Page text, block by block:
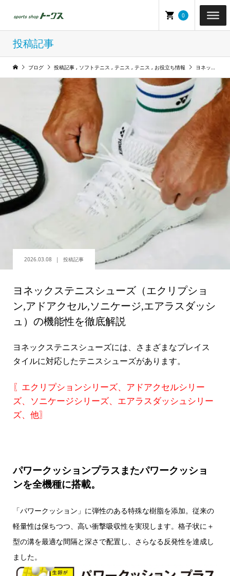
0
投稿記事
ブログ 投稿記事 , ソフトテニス , テニス , テニス , お役立ち情報 ヨネックステニスシューズ（エクリプション,アドアクセル,ソニケージ,エアラスダッシュ）の機能性を徹底解説
2026.03.08 投稿記事
ヨネックステニスシューズ（エクリプショ
ン,アドアクセル,ソニケージ,エアラスダッシ
ュ）の機能性を徹底解説
ヨネックステニスシューズには、さまざまなプレイス
タイルに対応したテニスシューズがあります。
〖エクリプションシリーズ、アドアクセルシリー
ズ、ソニケージシリーズ、エアラスダッシュシリー
ズ、他〗
パワークッションプラスまたパワークッショ
ンを全機種に搭載。
「パワークッション」に弾性のある特殊な樹脂を添加。従来の
軽量性は保ちつつ、高い衝撃吸収性を実現します。格子状に＋
型の溝を最適な間隔と深さで配置し、さらなる反発性を達成し
ました。